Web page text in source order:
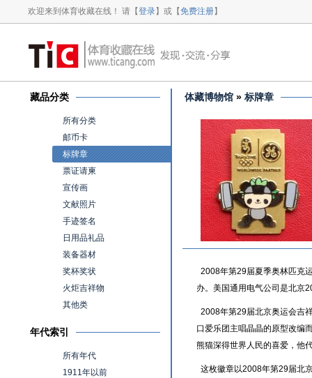
欢迎来到体育收藏在线！ 请【登录】或【免费注册】
藏品分类
所有分类
邮币卡
标牌章
票证请柬
宣传画
文献照片
手迹签名
日用品礼品
装备器材
奖杯奖状
火炬吉祥物
其他类
年代索引
所有年代
1911年以前
体藏博物馆 » 标牌章
2008年第29届夏季奥林匹克
办。美国通用电气公司是北京
2008年第29届北京奥运会吉
口爱乐团主唱晶晶的原型改编
熊猫深得世界人民的喜爱，他
这枚徽章以2008年第29届北